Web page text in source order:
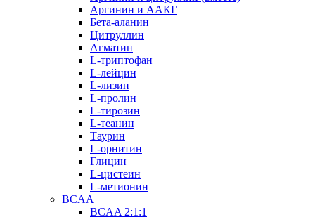
Аргинин и ААКГ
Бета-аланин
Цитруллин
Агматин
L-триптофан
L-лейцин
L-лизин
L-пролин
L-тирозин
L-теанин
Таурин
L-орнитин
Глицин
L-цистеин
L-метионин
BCAA
BCAA 2:1:1